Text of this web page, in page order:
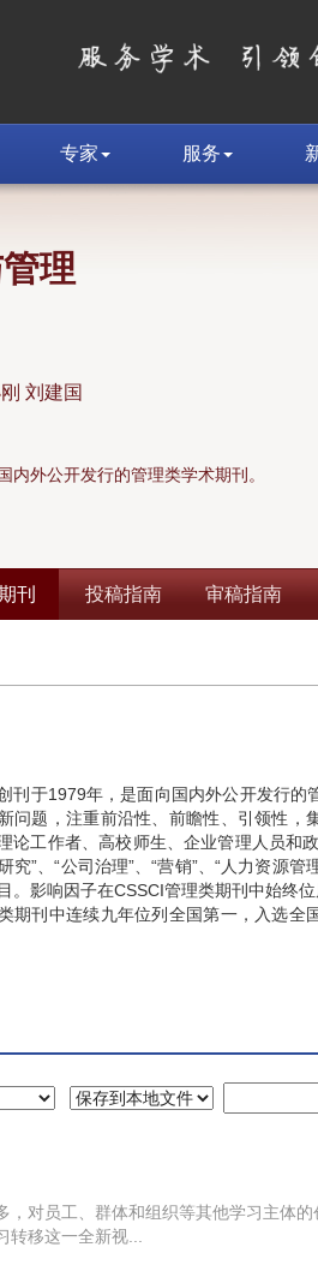
专家 服务
理
刘建国
内外公开发行的管理类学术期刊。
刊 投稿指南 审稿指南
刊于1979年，是面向国内外公开发行
问题，注重前沿性、前瞻性、引领性，
论工作者、高校师生、企业管理人员和
究”、“公司治理”、“营销”、“人力资源管
。影响因子在CSSCI管理类期刊中始终
期刊中连续九年位列全国第一，入选全
对员工、群体和组织等其他学习主体
移这一全新视...